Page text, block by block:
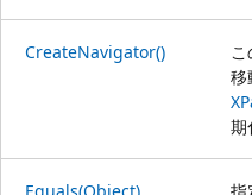
CreateNavigator()
移
期
Equals(Object)
指